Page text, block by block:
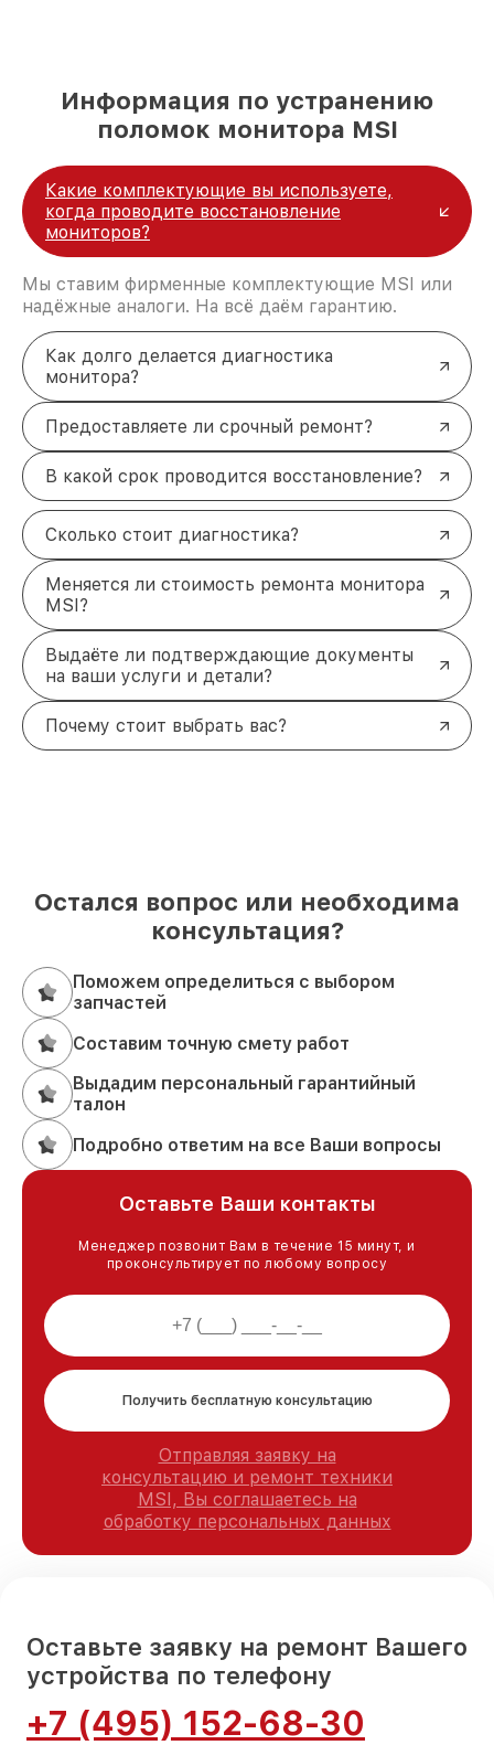
Информация по устранению
поломок монитора MSI
Какие комплектующие вы используете,
когда проводите восстановление
мониторов?
Мы ставим фирменные комплектующие MSI или
надёжные аналоги. На всё даём гарантию.
Как долго делается диагностика
монитора?
Предоставляете ли срочный ремонт?
В какой срок проводится восстановление?
Сколько стоит диагностика?
Меняется ли стоимость ремонта монитора
MSI?
Выдаёте ли подтверждающие документы
на ваши услуги и детали?
Почему стоит выбрать вас?
Остался вопрос или необходима
консультация?
Поможем определиться с выбором
запчастей
Составим точную смету работ
Выдадим персональный гарантийный
талон
Подробно ответим на все Ваши вопросы
Оставьте Ваши контакты
Менеджер позвонит Вам в течение 15 минут, и
проконсультирует по любому вопросу
Получить бесплатную консультацию
Отправляя заявку на
консультацию и ремонт техники
MSI, Вы соглашаетесь на
обработку персональных данных
Оставьте заявку на ремонт Вашего
устройства по телефону
+7 (495) 152-68-30